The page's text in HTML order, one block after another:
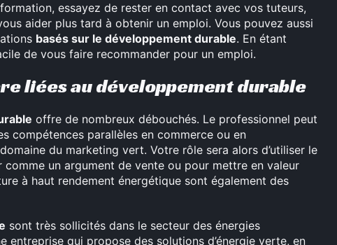
essayez de rester en contact avec vos tuteurs,
aider plus tard à obtenir un emploi. Vous pouvez aussi
basés sur le développement durable. En étant
de vous faire recommander pour un emploi.
liées au développement durable
offre de nombreux débouchés. Le professionnel peut
compétences parallèles en commerce ou en
du marketing vert. Votre rôle sera alors d’utiliser le
un argument de vente ou pour mettre en valeur
à haut rendement énergétique sont également des
sont très sollicités dans le secteur des énergies
entreprise qui propose des solutions d’énergie verte, en